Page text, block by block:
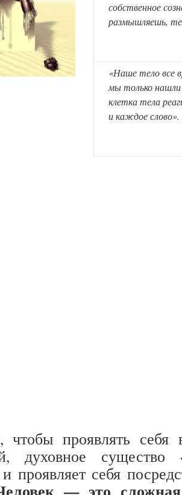
собственное
размышляешь,
«Наше тело все
мы только
клетка тела
и каждое слово».
чтобы проявлять себя
духовное существо
проявляет себя